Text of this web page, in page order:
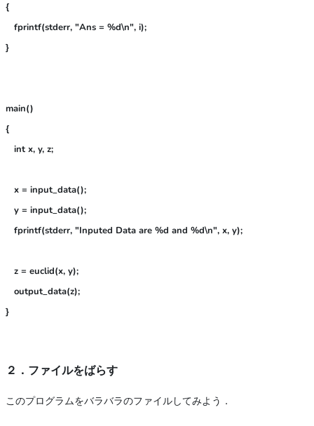
{
fprintf(stderr, "Ans = %d\n", i);
main()
{
int x, y, z;
x = input_data();
y = input_data();
fprintf(stderr, "Inputed Data are %d and %d\n", x, y);
z = euclid(x, y);
output_data(z);
}
２．ファイルをばらす
このプログラムをバラバラのファイルしてみよう．